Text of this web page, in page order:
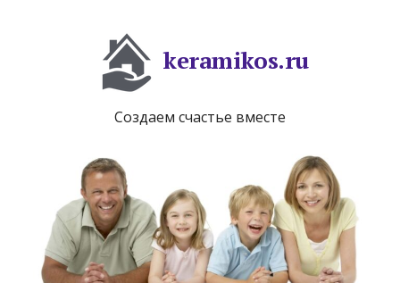
keramikos.ru
Создаем счастье вместе